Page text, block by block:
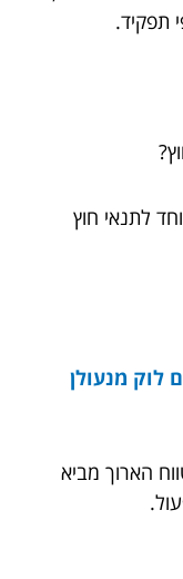
תפקיד.
לתנאי חוץ
לוק מנעולן
הארוך מביא